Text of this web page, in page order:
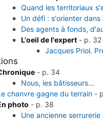
Quand les territoriaux
Un défi : s'orienter dans
Des agents à fonds,
L'oeil de l'expert- p. 32
Jacques Priol.
- p. 34
Nous, les bâtisseurs...
chanvre gagne du terrain -
photo - p. 38
Une ancienne